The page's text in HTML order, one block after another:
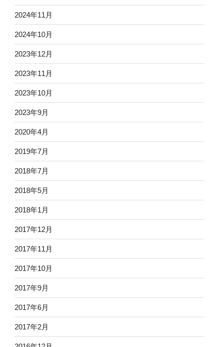
2024年11月
2024年10月
2023年12月
2023年11月
2023年10月
2023年9月
2020年4月
2019年7月
2018年7月
2018年5月
2018年1月
2017年12月
2017年11月
2017年10月
2017年9月
2017年6月
2017年2月